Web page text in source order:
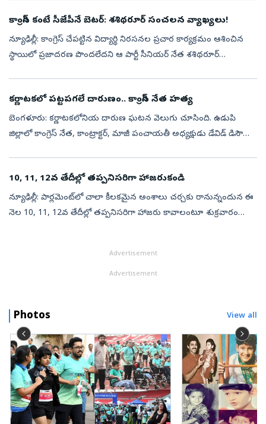
కాంగ్రెస్ కంటే సీజేపీనే బెటర్‌: శశిథరూర్ సంచలన వ్యాఖ్యలు!
న్యూఢిల్లీ: కాంగ్రెస్ చేపట్టిన విద్యార్థి నిరసనల ప్రచార కార్యక్రమం ఆశించిన
స్థాయిలో ప్రజాదరణ పొందలేదని ఆ పార్టీ సీనియర్ నేత శశిథరూర్
కర్ణాటకలో పట్టపగలే దారుణం.. కాంగ్రెస్‌ నేత హత్య
బెంగళూరు: కర్ణాటకలోనియ దారుణ ఘటన వెలుగు చూసింది. ఉడుపి
జిల్లాలో కాంగ్రెస్‌ నేత, కాంట్రాక్టర్‌, మాజీ పంచాయతీ అధ్యక్షుడు డేవిడ్‌ డిసౌజా
10, 11, 12వ తేదీల్లో తప్పనిసరిగా హాజరుకండి
న్యూఢిల్లీ: పార్లమెంట్‌లో చాలా కీలకమైన అంశాలు చర్చకు రానున్నందున ఈ
నెల 10, 11, 12వ తేదీల్లో తప్పనిసరిగా హాజరు కావాలంటూ శుక్రవారం
Advertisement
Advertisement
Photos View all